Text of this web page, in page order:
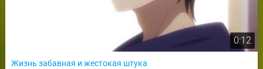
0:12
Жизнь забавная и жестокая штука